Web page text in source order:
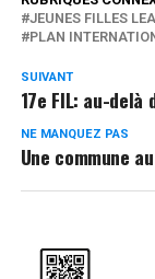
JEUNES FILLES
PLAN
SUIVANT
17e FIL: au-
NE MANQUEZ PAS
Une commune